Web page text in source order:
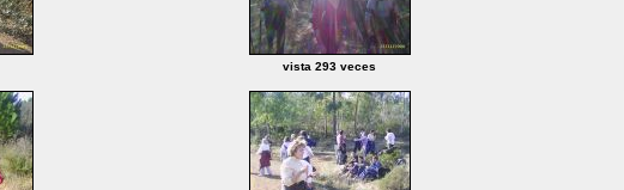
vista 293 veces